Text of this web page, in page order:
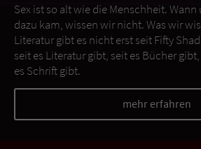
Sex ist so alt wie die Menschheit.
dazu kam, wissen wir nicht. Was wir
Literatur gibt es nicht erst seit Fifty
seit es Literatur gibt, seit es Bücher
es Schrift gibt.
mehr erfahren